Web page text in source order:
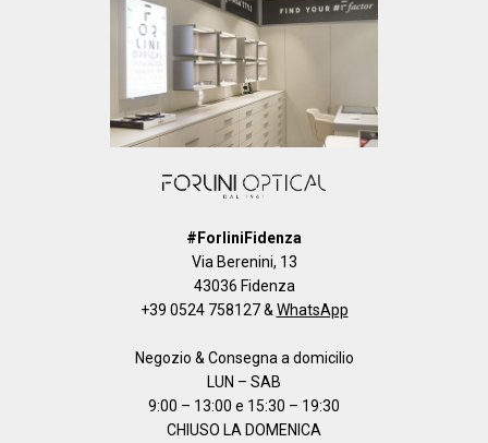
#ForliniFidenza
Via Berenini, 13
43036 Fidenza
+39 0524 758127& WhatsApp
Negozio & Consegna a domicilio
LUN – SAB
9:00 – 13:00 e 15:30 – 19:30
CHIUSO LA DOMENICA